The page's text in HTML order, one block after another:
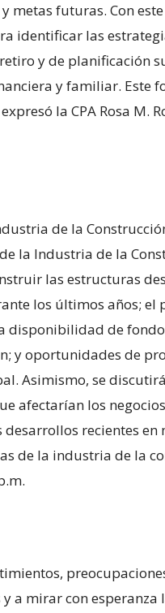
metas futuras. Con
identificar las
y de planificación
y familiar. Este
la CPA Rosa M.
de la
la Industria de la
las estructuras
los últimos años;
disponibilidad de
y oportunidades de
Asimismo, se
afectarían los
recientes
de la industria de la
a mirar con esperanza